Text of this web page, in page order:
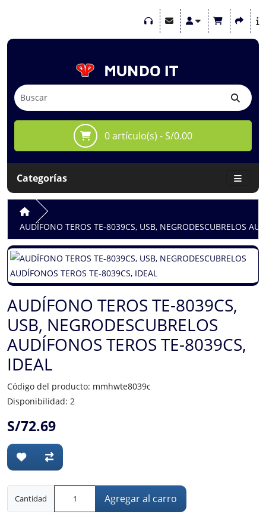
0 artículo(s) - S/0.00
Categorías
AUDÍFONO TEROS TE-8039CS, USB, NEGRODESCUBRELOS
AUDÍFONO TEROS TE-8039CS,
USB, NEGRODESCUBRELOS
AUDÍFONOS TEROS TE-8039CS,
IDEAL
Código del producto: mmhwte8039c
Disponibilidad: 2
S/72.69
Cantidad Agregar al carro